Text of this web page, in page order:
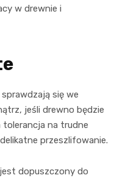
w drewnie i
się we
jeśli drewno będzie
tolerancja na trudne
przeszlifowanie.
dopuszczony do